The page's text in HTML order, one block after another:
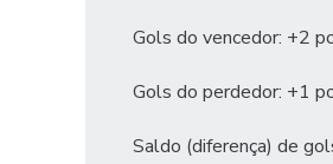
Gols do vencedor: +2
Gols do perdedor: +1
Saldo (diferença) de